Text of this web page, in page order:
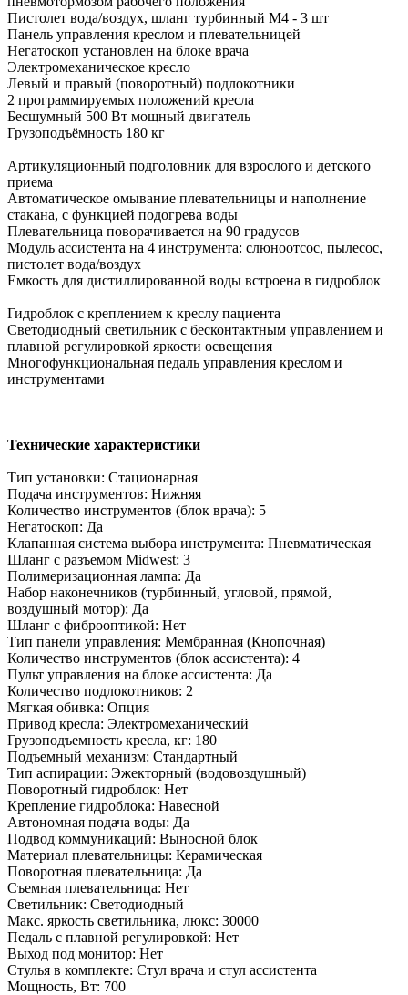
Пистолет вода/воздух, шланг турбинный М4 - 3 шт
Панель управления креслом и плевательницей
Негатоскоп установлен на блоке врача
Электромеханическое кресло
Левый и правый (поворотный) подлокотники
2 программируемых положений кресла
Бесшумный 500 Вт мощный двигатель
Грузоподъёмность 180 кг
Артикуляционный подголовник для взрослого и детского
приема
Автоматическое омывание плевательницы и наполнение
стакана, с функцией подогрева воды
Плевательница поворачивается на 90 градусов
Модуль ассистента на 4 инструмента: слюноотсос, пылесос,
пистолет вода/воздух
Емкость для дистиллированной воды встроена в гидроблок
Гидроблок с креплением к креслу пациента
Светодиодный светильник с бесконтактным управлением и
плавной регулировкой яркости освещения
Многофункциональная педаль управления креслом и
инструментами
Технические характеристики
Тип установки: Стационарная
Подача инструментов: Нижняя
Количество инструментов (блок врача): 5
Негатоскоп: Да
Клапанная система выбора инструмента: Пневматическая
Шланг с разъемом Midwest: 3
Полимеризационная лампа: Да
Набор наконечников (турбинный, угловой, прямой,
воздушный мотор): Да
Шланг с фиброоптикой: Нет
Тип панели управления: Мембранная (Кнопочная)
Количество инструментов (блок ассистента): 4
Пульт управления на блоке ассистента: Да
Количество подлокотников: 2
Мягкая обивка: Опция
Привод кресла: Электромеханический
Грузоподъемность кресла, кг: 180
Подъемный механизм: Стандартный
Тип аспирации: Эжекторный (водовоздушный)
Поворотный гидроблок: Нет
Крепление гидроблока: Навесной
Автономная подача воды: Да
Подвод коммуникаций: Выносной блок
Материал плевательницы: Керамическая
Поворотная плевательница: Да
Съемная плевательница: Нет
Светильник: Светодиодный
Макс. яркость светильника, люкс: 30000
Педаль с плавной регулировкой: Нет
Выход под монитор: Нет
Стулья в комплекте: Стул врача и стул ассистента
Мощность, Вт: 700